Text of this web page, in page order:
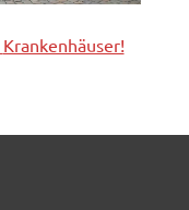
Krankenhäuser!